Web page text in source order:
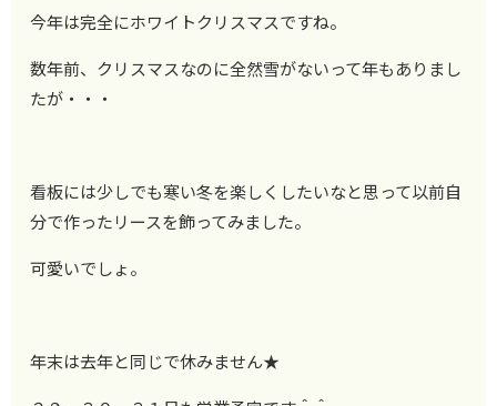
今年は完全にホワイトクリスマスですね。
数年前、クリスマスなのに全然雪がないって年もありまし
たが・・・
看板には少しでも寒い冬を楽しくしたいなと思って以前自
分で作ったリースを飾ってみました。
可愛いでしょ。
年末は去年と同じで休みません★